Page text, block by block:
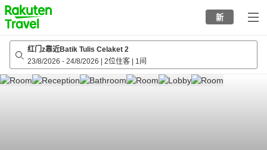
to
top
page
新
红门z靠近Batik Tulis Celaket 2
23/8/2026 - 24/8/2026 2位住客 1间